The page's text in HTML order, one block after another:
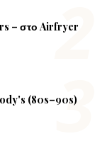
– στο Airfryer
(80s–90s)